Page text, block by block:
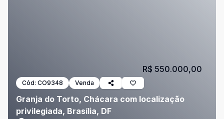
Cód: CO9348 Venda
Granja do Torto, Chácara com localização
privilegiada, Brasília, DF
R$ 550.000,00